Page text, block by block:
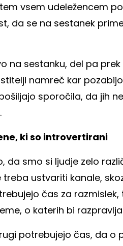
vsem udeležencem
da se na sestanek
na sestanku, del pa
namreč kar
sporočila, da jih
ki so introvertirani
smo si ljudje zelo
ustvariti kanale,
čas za
o katerih bi
potrebujejo čas, da o